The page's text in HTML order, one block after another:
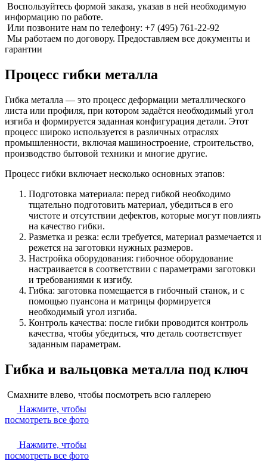
Воспользуйтесь формой заказа, указав в ней необходимую
информацию по работе.
Или позвоните нам по телефону: +7 (495) 761-22-92
Мы работаем по договору. Предоставляем все документы и
гарантии
Процесс гибки металла
Гибка металла — это процесс деформации металлического
листа или профиля, при котором задаётся необходимый угол
изгиба и формируется заданная конфигурация детали. Этот
процесс широко используется в различных отраслях
промышленности, включая машиностроение, строительство,
производство бытовой техники и многие другие.
Процесс гибки включает несколько основных этапов:
Подготовка материала: перед гибкой необходимо
тщательно подготовить материал, убедиться в его
чистоте и отсутствии дефектов, которые могут повлиять
на качество гибки.
Разметка и резка: если требуется, материал размечается и
режется на заготовки нужных размеров.
Настройка оборудования: гибочное оборудование
настраивается в соответствии с параметрами заготовки
и требованиями к изгибу.
Гибка: заготовка помещается в гибочный станок, и с
помощью пуансона и матрицы формируется
необходимый угол изгиба.
Контроль качества: после гибки проводится контроль
качества, чтобы убедиться, что деталь соответствует
заданным параметрам.
Гибка и вальцовка металла под ключ
Смахните влево, чтобы посмотреть всю галлерею
Нажмите, чтобы
посмотреть все фото
Нажмите, чтобы
посмотреть все фото